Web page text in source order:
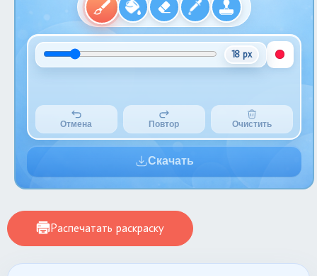
18 px
Отмена Повтор Очистить
Скачать
Распечатать раскраску